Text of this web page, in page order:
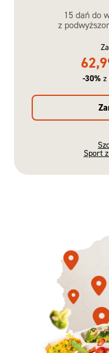
15 dań do
z
-30% z
Sport